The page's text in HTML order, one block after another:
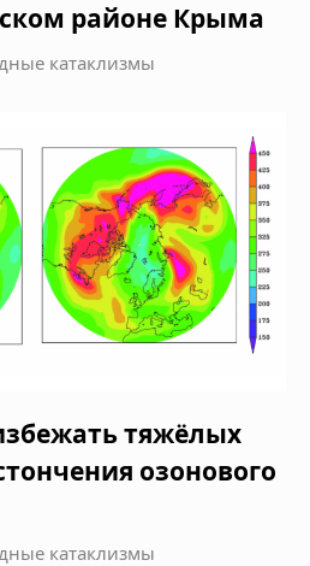
районе Крыма
катаклизмы
тяжёлых
озонового
катаклизмы